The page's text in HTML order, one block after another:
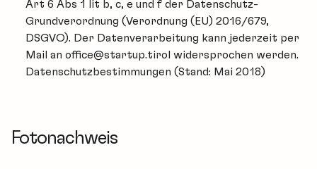
Art 6 Abs 1 lit b, c, e und f der Datenschutz-
Grundverordnung (Verordnung (EU) 2016/679,
DSGVO). Der Datenverarbeitung kann jederzeit per
Mail an office@startup.tirol widersprochen werden.
Datenschutzbestimmungen (Stand: Mai 2018)
Fotonachweis